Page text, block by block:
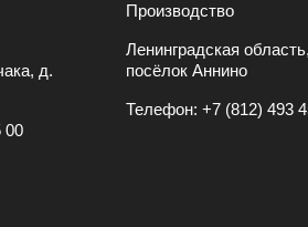
д.
00
Производство
Ленинградская область,
посёлок Аннино
Телефон: +7 (812) 493